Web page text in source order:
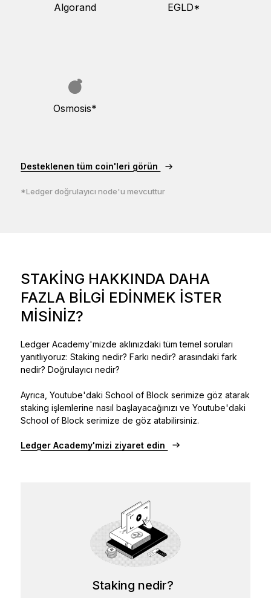
Algorand EGLD*
Osmosis*
Desteklenen tüm coin'leri görün
*Ledger doğrulayıcı node'u mevcuttur
STAKING HAKKINDA DAHA
FAZLA BILGI EDINMEK ISTER
MISINIZ?
Ledger Academy'mizde aklınızdaki tüm temel soruları
yanıtlıyoruz: Staking nedir? Farkı nedir? arasındaki fark
nedir? Doğrulayıcı nedir?
Ayrıca, Youtube'daki School of Block serimize göz atarak
staking işlemlerine nasıl başlayacağınızı ve Youtube'daki
School of Block serimize de göz atabilirsiniz.
Ledger Academy'mizi ziyaret edin
Staking nedir?